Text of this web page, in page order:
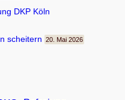
DKP Köln
scheitern 20. Mai 2026